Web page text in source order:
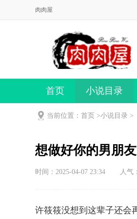
肉肉屋
首页 小说目录
当前位置：首页 >小说目录 >
想做好你的男朋友
时间：2025-04-07 23:34 人气：
许筱筱没想到这辈子还会